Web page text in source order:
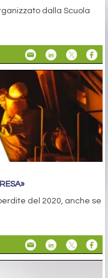
dalla Scuola
del 2020, anche se